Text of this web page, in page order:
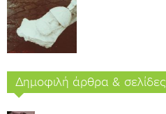
Δημοφιλή άρθρα & σελίδες